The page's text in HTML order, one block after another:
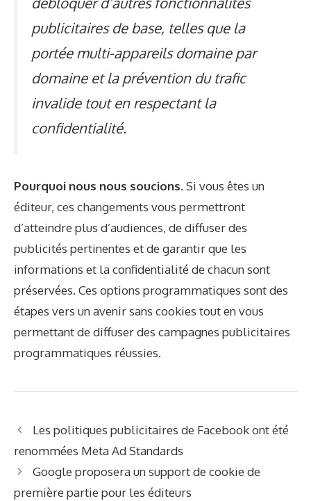
publicitaires de base, telles que la
portée multi-appareils domaine par
domaine et la prévention du trafic
invalide tout en respectant la
confidentialité.
Pourquoi nous nous soucions. Si vous êtes un
éditeur, ces changements vous permettront
d’atteindre plus d’audiences, de diffuser des
publicités pertinentes et de garantir que les
informations et la confidentialité de chacun sont
préservées. Ces options programmatiques sont des
étapes vers un avenir sans cookies tout en vous
permettant de diffuser des campagnes publicitaires
programmatiques réussies.
Les politiques publicitaires de Facebook ont ​​​​été
renommées Meta Ad Standards
Google proposera un support de cookie de
première partie pour les éditeurs